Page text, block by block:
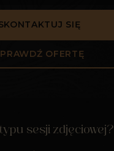
SIĘ
OFERTĘ
sesji zdjęciowej?